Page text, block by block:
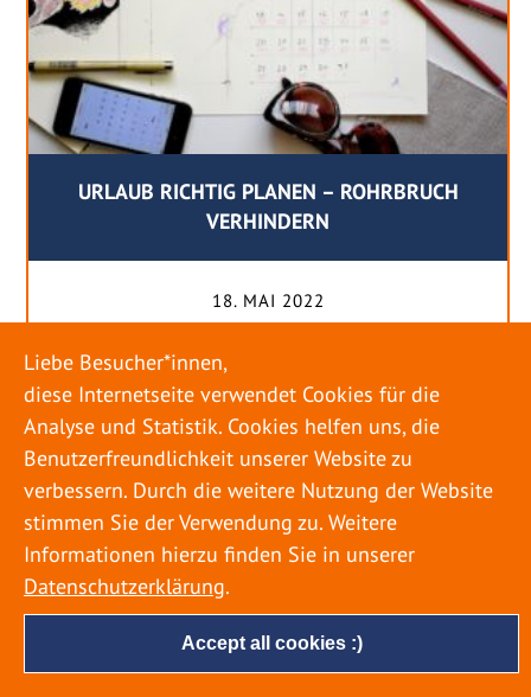
URLAUB RICHTIG PLANEN – ROHRBRUCH
VERHINDERN
18. MAI 2022
genießen ihren Urlaub. Dabei zieht es die Einen
weiter weg, die Anderen bleiben dann doch
lieber in der Heimat. Wenn Sie für eine längere
Zeit wegfahren möchten, gibt es einige Dinge zu
beachten, damit nicht anschließend eine böse
Überraschung auf Sie wartet. Um einen
möglichst entspannten Urlaub zu […]
Accept all cookies :)
Liebe Besucher*innen,
diese Internetseite verwendet Cookies für die
Analyse und Statistik. Cookies helfen uns, die
Benutzerfreundlichkeit unserer Website zu
verbessern. Durch die weitere Nutzung der Website
stimmen Sie der Verwendung zu. Weitere
Informationen hierzu finden Sie in unserer
Datenschutzerklärung.